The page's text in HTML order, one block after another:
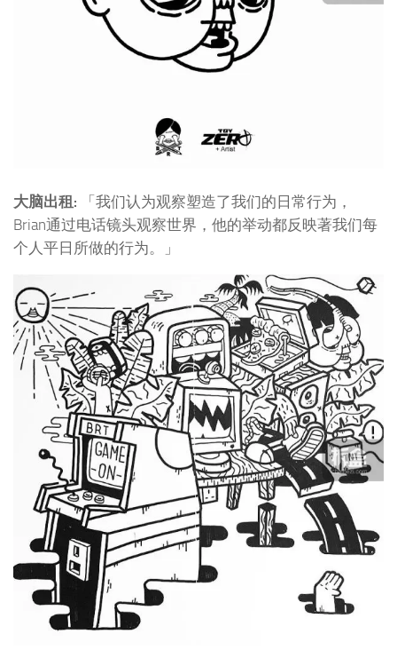
大脑出租: 「我们认为观察塑造了我们的日常行为，
Brian通过电话镜头观察世界，他的举动都反映著我们每
个人平日所做的行为。」